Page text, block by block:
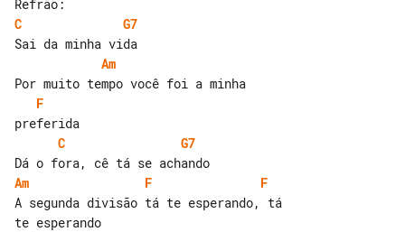
C
G7
Am
F
C
G7
Am
F
F
A segunda divisão tá te esperando, tá
te esperando